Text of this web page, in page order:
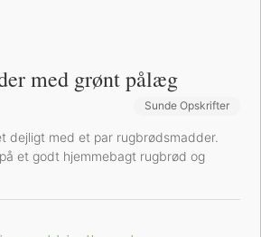
med grønt pålæg
Sund Aftensmad
Sunde Opskrifter
dejligt med et par rugbrødsmadder.
et godt hjemmebagt rugbrød og